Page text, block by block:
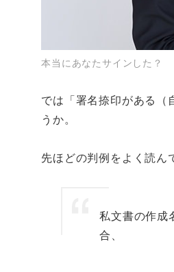
本当にあなたサインした？
では「署名捺印がある（
うか。
先ほどの判例をよく読ん
私文書の作成
合、